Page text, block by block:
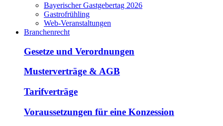
Bayerischer Gastgebertag 2026
Gastrofrühling
Web-Veranstaltungen
Branchenrecht
Gesetze und Verordnungen
Musterverträge & AGB
Tarifverträge
Voraussetzungen für eine Konzession